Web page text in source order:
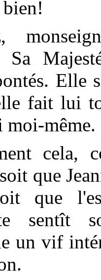
Sa
Elle
fait lui
moi-même.
cela,
que
que
sentît
un vif